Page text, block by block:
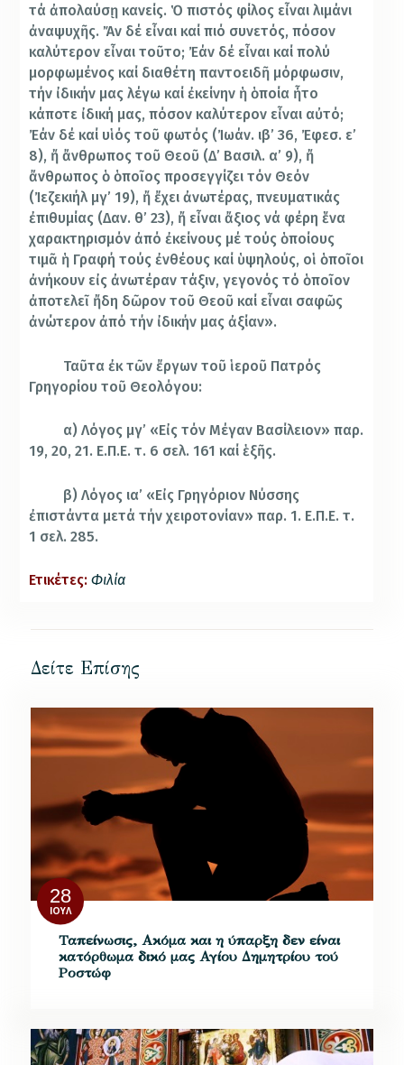
τά ἀπολαύσῃ κανείς. Ὁ πιστός φίλος εἶναι λιμάνι
ἀναψυχῆς. Ἄν δέ εἶναι καί πιό συνετός, πόσον
καλύτερον εἶναι τοῦτο; Ἐάν δέ εἶναι καί πολύ
μορφωμένος καί διαθέτη παντοειδῆ μόρφωσιν,
τήν ἰδικήν μας λέγω καί ἐκείνην ἡ ὁποία ἦτο
κάποτε ἰδική μας, πόσον καλύτερον εἶναι αὐτό;
Ἐάν δέ καί υἱός τοῦ φωτός (Ἰωάν. ιβ’ 36, Ἐφεσ. ε’
8), ἤ ἄνθρωπος τοῦ Θεοῦ (Δ’ Βασιλ. α’ 9), ἤ
ἄνθρωπος ὁ ὁποῖος προσεγγίζει τόν Θεόν
(Ἰεζεκιήλ μγ’ 19), ἤ ἔχει ἀνωτέρας, πνευματικάς
ἐπιθυμίας (Δαν. θ’ 23), ἤ εἶναι ἄξιος νά φέρη ἕνα
χαρακτηρισμόν ἀπό ἐκείνους μέ τούς ὁποίους
τιμᾶ ἡ Γραφή τούς ἐνθέους καί ὑψηλούς, οἱ ὁποῖοι
ἀνήκουν εἰς ἀνωτέραν τάξιν, γεγονός τό ὁποῖον
ἀποτελεῖ ἤδη δῶρον τοῦ Θεοῦ καί εἶναι σαφῶς
ἀνώτερον ἀπό τήν ἰδικήν μας ἀξίαν».
Ταῦτα ἐκ τῶν ἔργων τοῦ ἱεροῦ Πατρός
Γρηγορίου τοῦ Θεολόγου:
α) Λόγος μγ’ «Εἰς τόν Μέγαν Βασίλειον» παρ.
19, 20, 21. Ε.Π.Ε. τ. 6 σελ. 161 καί ἑξῆς.
β) Λόγος ια’ «Εἰς Γρηγόριον Νύσσης
ἐπιστάντα μετά τήν χειροτονίαν» παρ. 1. Ε.Π.Ε. τ.
1 σελ. 285.
Ετικέτες: Φιλία
Δείτε Επίσης
28
ΙΟΎΛ
Ταπείνωσις, Ακόμα και η ύπαρξη δεν είναι
κατόρθωμα δικό μας Αγίου Δημητρίου τού
Ροστώφ